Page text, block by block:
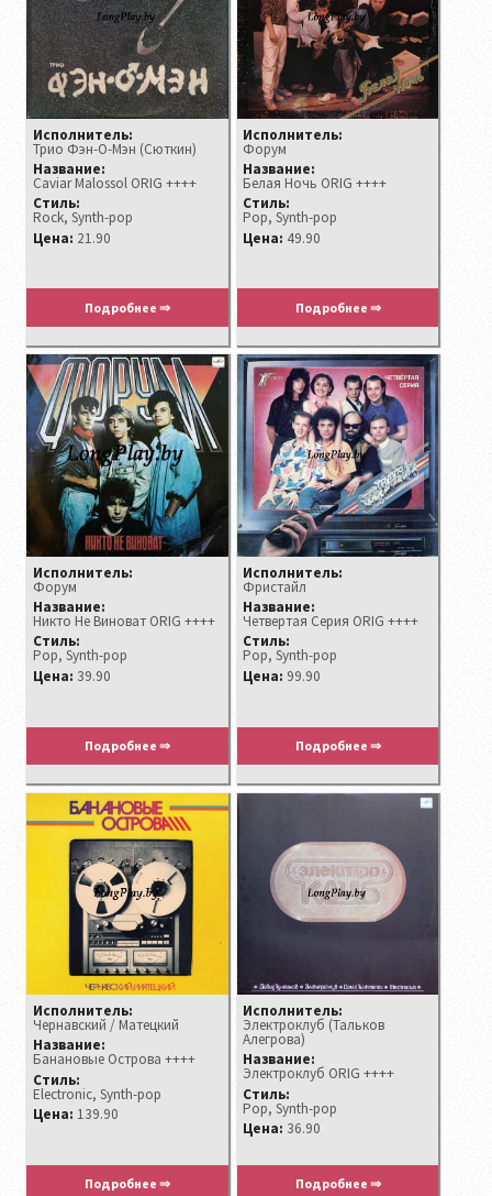
Исполнитель:
Трио Фэн-О-Мэн (Сюткин)
Название:
Caviar Malossol ORIG ++++
Стиль:
Rock, Synth-pop
Цена: 21.90
Подробнее ⇒
Исполнитель:
Форум
Название:
Белая Ночь ORIG ++++
Стиль:
Pop, Synth-pop
Цена: 49.90
Подробнее ⇒
Исполнитель:
Форум
Название:
Никто Не Виноват ORIG ++++
Стиль:
Pop, Synth-pop
Цена: 39.90
Подробнее ⇒
Исполнитель:
Фристайл
Название:
Четвертая Серия ORIG ++++
Стиль:
Pop, Synth-pop
Цена: 99.90
Подробнее ⇒
Исполнитель:
Чернавский / Матецкий
Название:
Банановые Острова ++++
Стиль:
Electronic, Synth-pop
Цена: 139.90
Подробнее ⇒
Исполнитель:
Электроклуб ‎(Тальков
Алегрова)
Название:
Электроклуб ORIG ++++
Стиль:
Pop, Synth-pop
Цена: 36.90
Подробнее ⇒